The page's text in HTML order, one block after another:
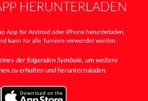
HERUNTERLADEN
App für Android oder iPhone herunterladen.
kann für alle Turniere verwendet werden.
der folgenden Symbole, um weitere
zu erhalten und herunterzuladen